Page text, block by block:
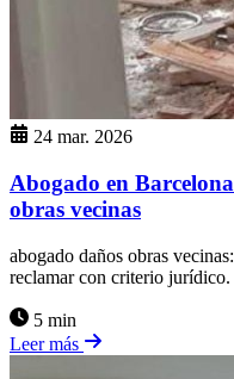
24 mar. 2026
Abogado en
obras vecinas
abogado daños obras
reclamar con criterio
5 min
Leer más